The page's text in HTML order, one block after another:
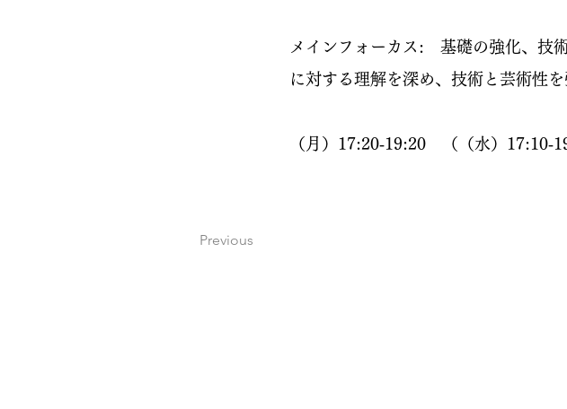
メインフォーカス: 基礎の強化、技
に対する理解を深め、技術と芸術性を
（月）17:20‐19:20 （（水）
Previous